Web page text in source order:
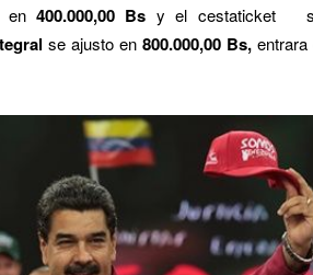
en400.000,00 Bs y el cestaticket
se ajusto en 800.000,00 Bs, entrara